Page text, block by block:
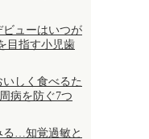
ューはいつが
目指す小児歯
しく食べるた
病を防ぐ7つ
る…知覚過敏と